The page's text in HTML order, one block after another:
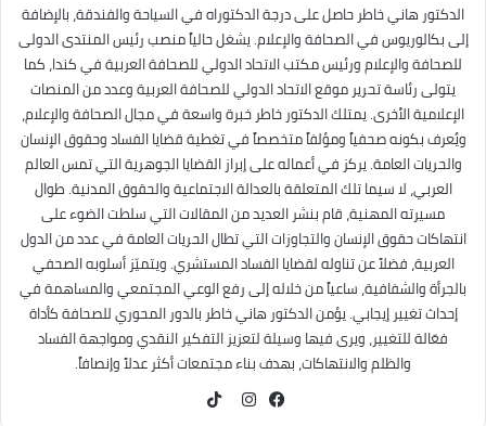
الدكتور هاني خاطر حاصل على درجة الدكتوراه في السياحة والفندقة، بالإضافة
إلى بكالوريوس في الصحافة والإعلام. يشغل حالياً منصب رئيس المنتدى الدولى
للصحافة والإعلام ورئيس مكتب الاتحاد الدولي للصحافة العربية في كندا، كما
يتولى رئاسة تحرير موقع الاتحاد الدولي للصحافة العربية وعدد من المنصات
الإعلامية الأخرى. يمتلك الدكتور خاطر خبرة واسعة في مجال الصحافة والإعلام،
ويُعرف بكونه صحفياً ومؤلفاً متخصصاً في تغطية قضايا الفساد وحقوق الإنسان
والحريات العامة. يركز في أعماله على إبراز القضايا الجوهرية التي تمس العالم
العربي، لا سيما تلك المتعلقة بالعدالة الاجتماعية والحقوق المدنية. طوال
مسيرته المهنية، قام بنشر العديد من المقالات التي سلطت الضوء على
انتهاكات حقوق الإنسان والتجاوزات التي تطال الحريات العامة في عدد من الدول
العربية، فضلاً عن تناوله لقضايا الفساد المستشري. ويتميّز أسلوبه الصحفي
بالجرأة والشفافية، ساعياً من خلاله إلى رفع الوعي المجتمعي والمساهمة في
إحداث تغيير إيجابي. يؤمن الدكتور هاني خاطر بالدور المحوري للصحافة كأداة
فعّالة للتغيير، ويرى فيها وسيلة لتعزيز التفكير النقدي ومواجهة الفساد
والظلم والانتهاكات، بهدف بناء مجتمعات أكثر عدلاً وإنصافاً.